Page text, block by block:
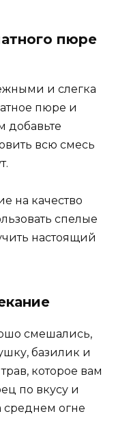
пюре
и слегка
пюре и
добавьте
всю смесь
на качество
спелые
настоящий
смешались,
базилик и
которое вам
по вкусу и
среднем огне